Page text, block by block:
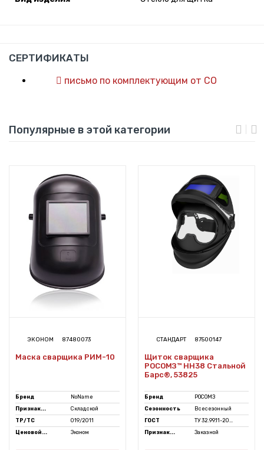
СЕРТИФИКАТЫ
письмо по комплектующим от СО
Популярные в этой категории
ЭКОНОМ 87480073
Маска сварщика РИМ-10
Бренд
NoName
Признак...
Складской
ТР/ТС
019/2011
Ценовой...
Эконом
СТАНДАРТ 87500147
Щиток сварщика
РОСОМЗ™ НН38 Стальной
Барс®, 53825
Бренд
РОСОМЗ
Сезонность
Всесезонный
ГОСТ
ТУ 32.99.11-20...
Признак...
Заказной